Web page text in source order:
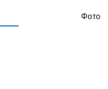
Фото